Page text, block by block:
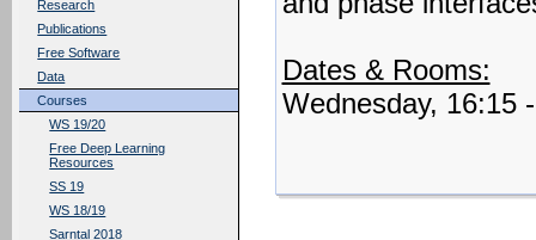
Research
Publications
Free Software
Data
Courses
WS 19/20
Free Deep Learning
Resources
SS 19
WS 18/19
Sarntal 2018
Dates & Rooms:
Wednesday, 16:15